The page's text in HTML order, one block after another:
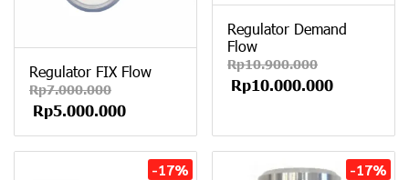
Regulator FIX Flow
Rp7.000.000
Rp5.000.000
Regulator Demand
Flow
Rp10.900.000
Rp10.000.000
-17% -17%